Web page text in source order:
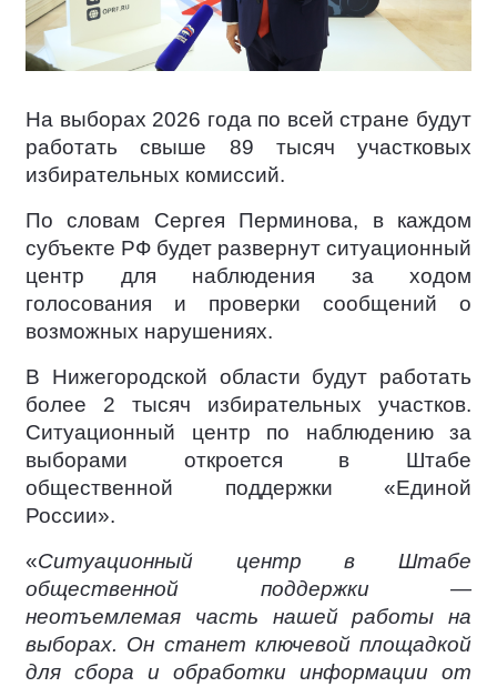
На выборах 2026 года по всей стране будут
работать свыше 89 тысяч участковых
избирательных комиссий.
По словам Сергея Перминова, в каждом
субъекте РФ будет развернут ситуационный
центр для наблюдения за ходом
голосования и проверки сообщений о
возможных нарушениях.
В Нижегородской области будут работать
более 2 тысяч избирательных участков.
Ситуационный центр по наблюдению за
выборами откроется в Штабе
общественной поддержки «Единой
России».
«Ситуационный центр в Штабе
общественной поддержки —
неотъемлемая часть нашей работы на
выборах. Он станет ключевой площадкой
для сбора и обработки информации от